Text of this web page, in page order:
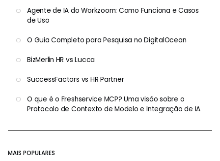
Agente de IA do Workzoom: Como Funciona e Casos
de Uso
O Guia Completo para Pesquisa no DigitalOcean
BizMerlin HR vs Lucca
SuccessFactors vs HR Partner
O que é o Freshservice MCP? Uma visão sobre o
Protocolo de Contexto de Modelo e Integração de IA
MAIS POPULARES